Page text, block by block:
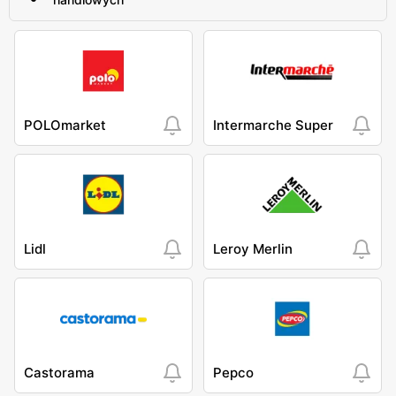
POLOmarket Intermarche Super
Lidl Leroy Merlin
Castorama Pepco